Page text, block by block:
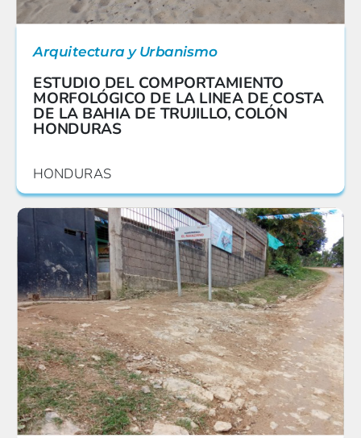
Arquitectura y Urbanismo
ESTUDIO DEL COMPORTAMIENTO
MORFOLÓGICO DE LA LINEA DE COSTA
DE LA BAHIA DE TRUJILLO, COLÓN
HONDURAS
HONDURAS